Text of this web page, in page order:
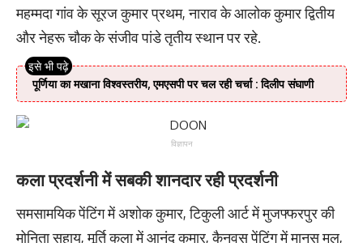
महम्मदा गांव के सूरज कुमार प्रथम, नाराव के आलोक कुमार द्वितीय
और नेहरू चौक के संजीव पांडे तृतीय स्थान पर रहे.
पूर्णिया का मखाना विश्वस्तरीय, एमएसपी पर चल रही चर्चा : दिलीप संघाणी
विज्ञापन
कला प्रदर्शनी में सबकी शानदार रही प्रदर्शनी
समसामयिक पेंटिंग में अशोक कुमार, टिकुली आर्ट में मुजफ्फरपुर की
मोनिता सहाय, मूर्ति कला में आनंद कुमार, कैनवस पेंटिंग में मानस मल,